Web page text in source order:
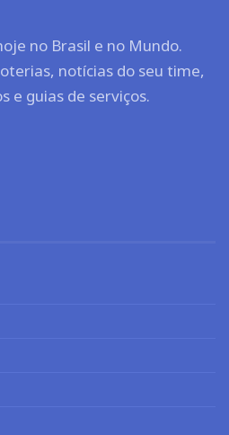
no Brasil e no Mundo.
notícias do seu time,
e guias de serviços.